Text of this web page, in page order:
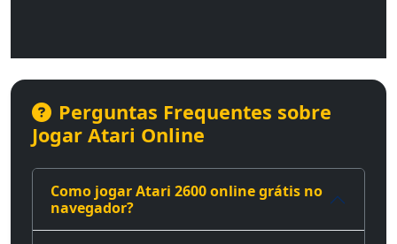
Perguntas Frequentes sobre
Jogar Atari Online
Como jogar Atari 2600 online grátis no
navegador?